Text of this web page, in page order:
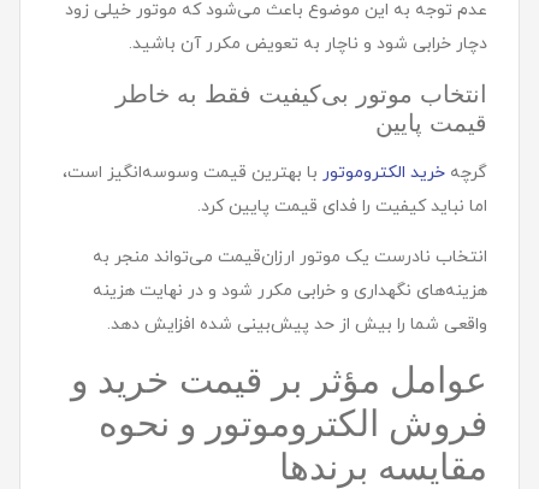
عدم توجه به این موضوع باعث می‌شود که موتور خیلی زود
دچار خرابی شود و ناچار به تعویض مکرر آن باشید.
انتخاب موتور بی‌کیفیت فقط به خاطر
قیمت پایین
گرچه خرید الکتروموتور با بهترین قیمت وسوسه‌انگیز است،
اما نباید کیفیت را فدای قیمت پایین کرد.
انتخاب نادرست یک موتور ارزان‌قیمت می‌تواند منجر به
هزینه‌های نگهداری و خرابی مکرر شود و در نهایت هزینه
واقعی شما را بیش از حد پیش‌بینی شده افزایش دهد.
عوامل مؤثر بر قیمت خرید و
فروش الکتروموتور و نحوه
مقایسه برندها